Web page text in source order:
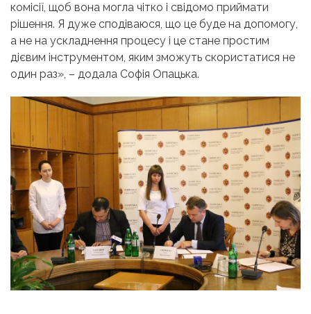
комісії, щоб вона могла чітко і свідомо приймати
рішення. Я дуже сподіваюся, що це буде на допомогу,
а не на ускладнення процесу і це стане простим
дієвим інструментом, яким зможуть скористатися не
один раз», – додала Софія Опацька.